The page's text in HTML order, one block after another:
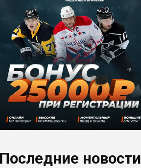
Последние новости